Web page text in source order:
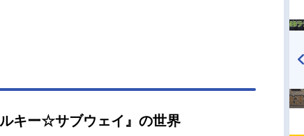
ターデザイン・音響監督・制作：亀山陽平企
：シンエイ動画製作：タイタン工業配給：バン
コ...
キー☆サブウェイ』の世界